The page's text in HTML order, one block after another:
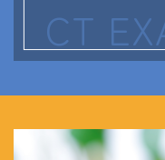
CT